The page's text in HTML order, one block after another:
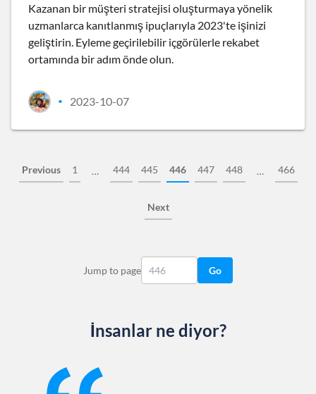
Kazanan bir müşteri stratejisi oluşturmaya yönelik
uzmanlarca kanıtlanmış ipuçlarıyla 2023'te işinizi
geliştirin. Eyleme geçirilebilir içgörülerle rekabet
ortamında bir adım önde olun.
• 2023-10-07
Previous 1 … 444 445 446 447 448 … 466
Next
Jump to page Go
İnsanlar ne diyor?